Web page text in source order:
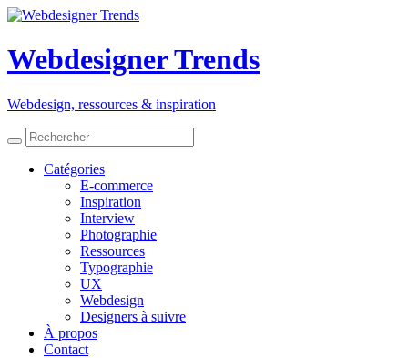
Webdesigner Trends
Webdesign, ressources & inspiration
Catégories
E-commerce
Inspiration
Interview
Photographie
Ressources
Typographie
UX
Webdesign
Designers à suivre
À propos
Contact